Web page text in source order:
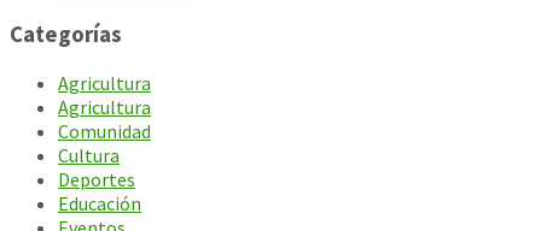
Categorías
Agricultura
Agricultura
Comunidad
Cultura
Deportes
Educación